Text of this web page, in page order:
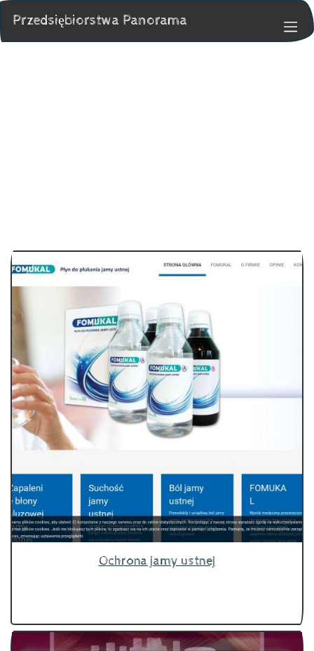
Przedsiębiorstwa Panorama
Ochrona jamy ustnej